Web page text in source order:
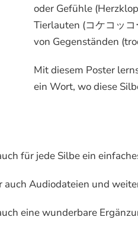
oder Gefühle
Tierlauten (コケコッ
von Gegenständen
Mit diesem Poster
ein Wort, wo diese
für jede Silbe ein
Audiodateien und
eine wunderbare